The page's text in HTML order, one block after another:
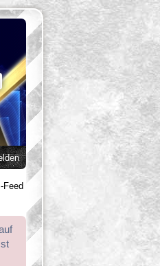
Erweiterte Suche
Feed